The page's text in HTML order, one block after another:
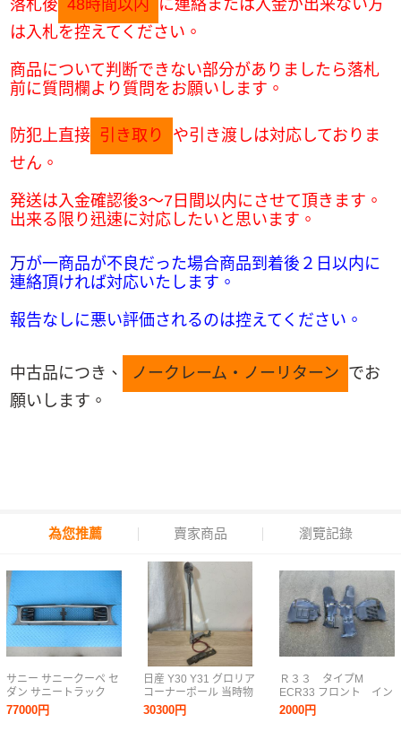
落札後 48時間以内
に連絡または入金が出来ない方
は入札を控えてください。
商品について判断できない部分がありましたら落札
前に質問欄より質問をお願いします。
防犯上直接 引き取り
や引き渡しは対応しておりま
せん。
発送は入金確認後3～7日間以内にさせて頂きます。
出来る限り迅速に対応したいと思います。
万が一商品が不良だった場合商品到着後２日以内に
連絡頂ければ対応いたします。
報告なしに悪い評価されるのは控えてください。
中古品につき、 ノークレーム・ノーリターン でお
願いします。
為您推薦 賣家商品 瀏覽記錄
サニー サニークーペ セ
ダン サニートラック
B110 B120 純正 後期
GLグリル フロントグリ
77000円
日産 Y30 Y31 グロリア
コーナーポール 当時物
旧車 へたっぴ棒
30300円
Ｒ３３ タイプM
ECR33 フロント イン
ナー フェンダー 希
少 中古 スカイライ
2000円